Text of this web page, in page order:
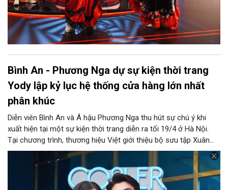
Bình An - Phương Nga dự sự kiện thời trang
Yody lập kỷ lục hệ thống cửa hàng lớn nhất
phân khúc
Diễn viên Bình An và Á hậu Phương Nga thu hút sự chú ý khi
xuất hiện tại một sự kiện thời trang diễn ra tối 19/4 ở Hà Nội.
Tại chương trình, thương hiệu Việt giới thiệu bộ sưu tập Xuân
Hè 2026, đồng thời đón nhận kỷ lục “Thương hiệu thời trang đa
phân khúc có số lượng cửa hàng nhiều nhất Việt Nam”.